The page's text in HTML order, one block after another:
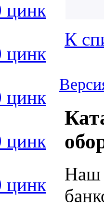
цинк
цинк
цинк
цинк
цинк
К
Наш